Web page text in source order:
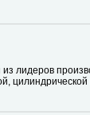
лидеров